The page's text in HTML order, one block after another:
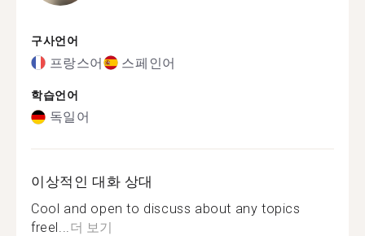
구사언어
프랑스어 스페인어
학습언어
독일어
이상적인 대화 상대
Cool and open to discuss about any topics
freel...더 보기